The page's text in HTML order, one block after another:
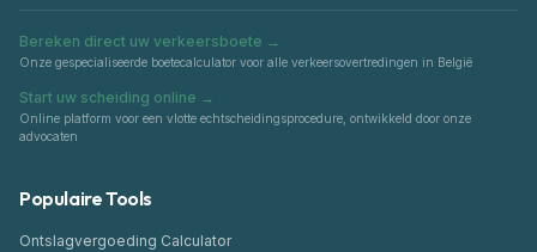
Bereken direct uw verkeersboete →
Onze gespecialiseerde boetecalculator voor alle verkeersovertredingen in België
Start uw scheiding online →
Online platform voor een vlotte echtscheidingsprocedure, ontwikkeld door onze
advocaten
Populaire Tools
Ontslagvergoeding Calculator